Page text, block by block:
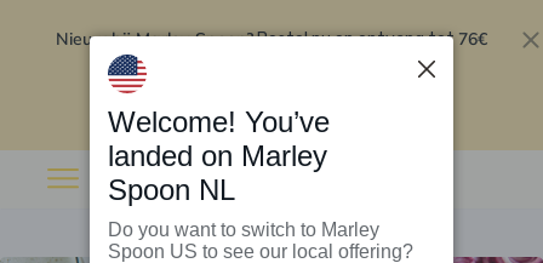
Nieuw bij Marley Spoon?Bestel nu en ontvang tot 76€
Welcome! You’ve
landed on Marley
Spoon NL
Do you want to switch to Marley
Spoon US to see our local offering?